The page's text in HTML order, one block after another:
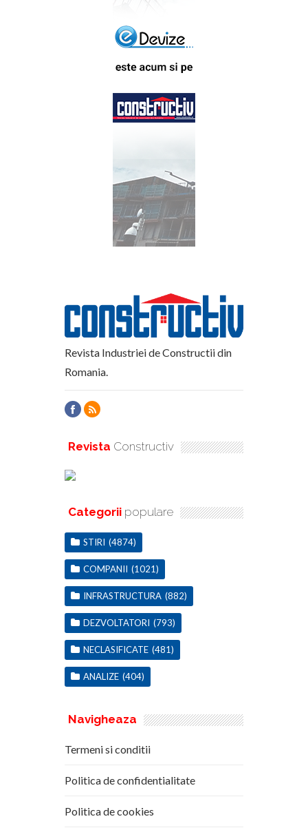
Revista Industriei de Constructii din
Romania.
Revista Constructiv
Categorii populare
STIRI (4874)
COMPANII (1021)
INFRASTRUCTURA (882)
DEZVOLTATORI (793)
NECLASIFICATE (481)
ANALIZE (404)
Navigheaza
Termeni si conditii
Politica de confidentialitate
Politica de cookies